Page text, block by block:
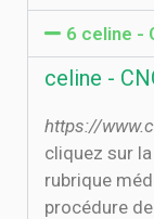
6 celine -
celine -
https://
cliquez sur
rubrique
procédure